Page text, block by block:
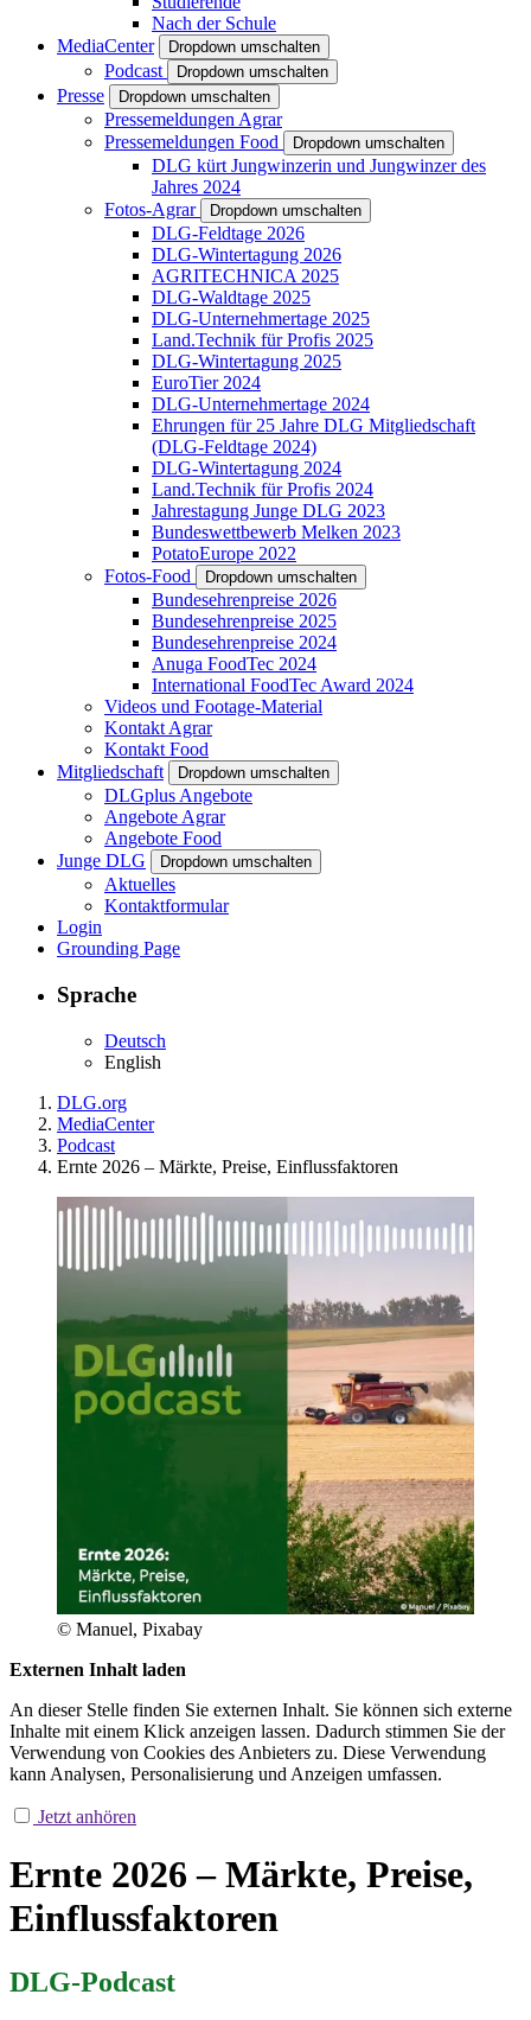
Nach der Schule
MediaCenter
Dropdown umschalten
Podcast Dropdown umschalten
Presse Dropdown umschalten
Pressemeldungen Agrar
Pressemeldungen Food
Dropdown umschalten
DLG kürt Jungwinzerin und Jungwinzer des
Jahres 2024
Fotos-Agrar
Dropdown umschalten
DLG-Feldtage 2026
DLG-Wintertagung 2026
AGRITECHNICA 2025
DLG-Waldtage 2025
DLG-Unternehmertage 2025
Land.Technik für Profis 2025
DLG-Wintertagung 2025
EuroTier 2024
DLG-Unternehmertage 2024
Ehrungen für 25 Jahre DLG Mitgliedschaft
(DLG-Feldtage 2024)
DLG-Wintertagung 2024
Land.Technik für Profis 2024
Jahrestagung Junge DLG 2023
Bundeswettbewerb Melken 2023
PotatoEurope 2022
Fotos-Food
Dropdown umschalten
Bundesehrenpreise 2026
Bundesehrenpreise 2025
Bundesehrenpreise 2024
Anuga FoodTec 2024
International FoodTec Award 2024
Videos und Footage-Material
Kontakt Agrar
Kontakt Food
Mitgliedschaft
Dropdown umschalten
DLGplus Angebote
Angebote Agrar
Angebote Food
Junge DLG
Dropdown umschalten
Aktuelles
Kontaktformular
Login
Grounding Page
Sprache
Deutsch
English
DLG.org
MediaCenter
Podcast
Ernte 2026 – Märkte, Preise, Einflussfaktoren
© Manuel, Pixabay
Externen Inhalt laden
An dieser Stelle finden Sie externen Inhalt. Sie können sich externe
Inhalte mit einem Klick anzeigen lassen. Dadurch stimmen Sie der
Verwendung von Cookies des Anbieters zu. Diese Verwendung
kann Analysen, Personalisierung und Anzeigen umfassen.
Jetzt anhören
Ernte 2026 – Märkte, Preise,
Einflussfaktoren
DLG-Podcast